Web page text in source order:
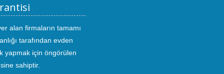
alan firmaların tamamı
tarafından evden
yapmak için öngörülen
sahiptir.